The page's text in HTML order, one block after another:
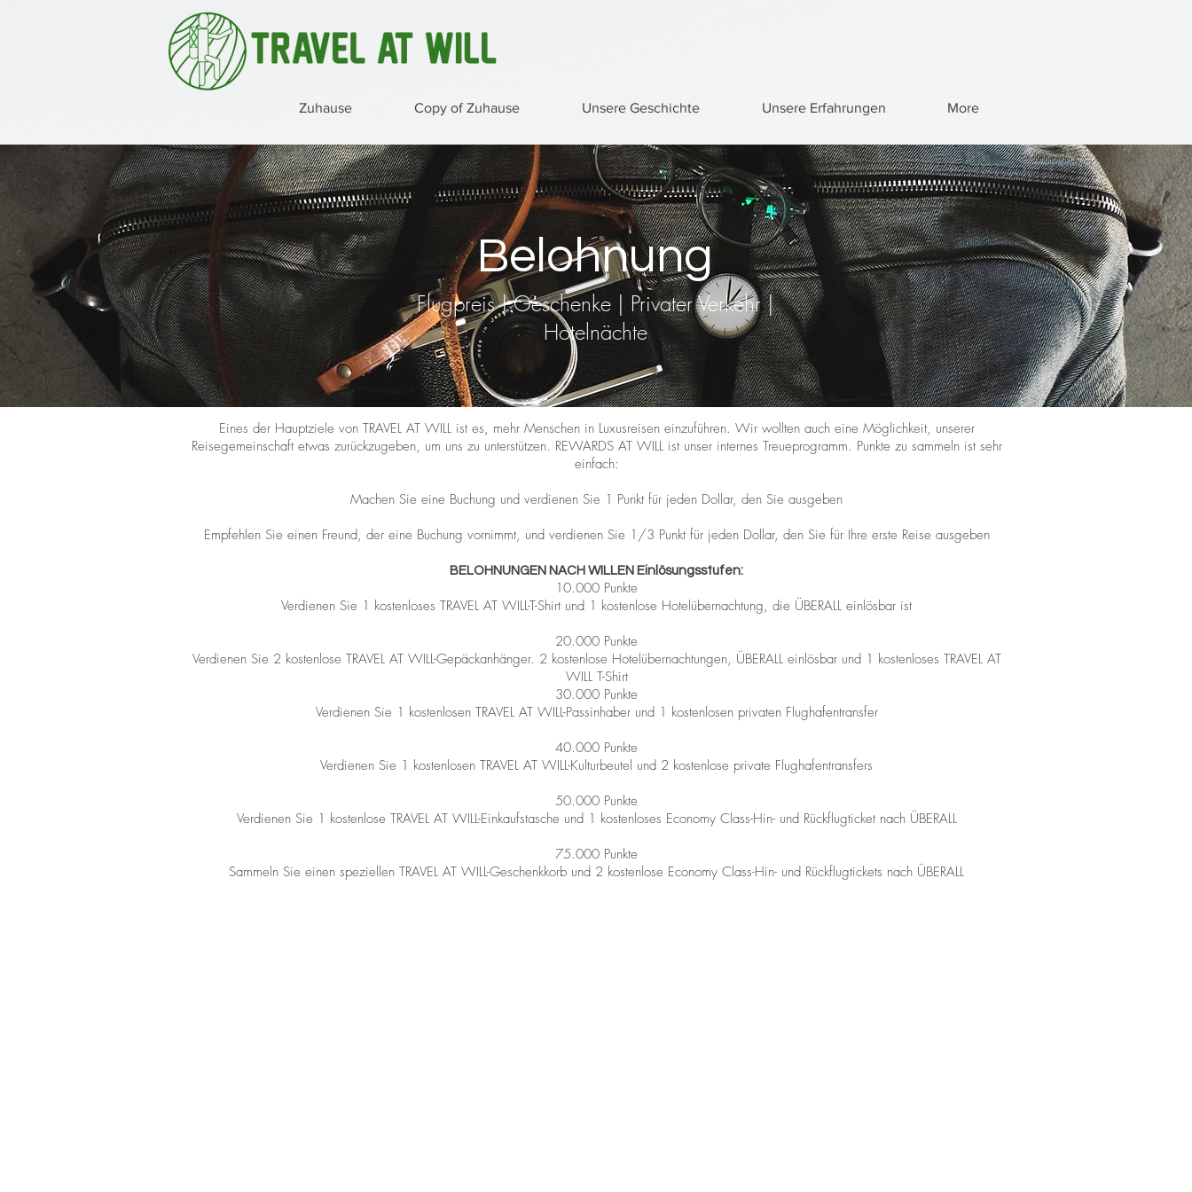
Zuhause Copy of Zuhause Unsere Geschichte Unsere Erfahrungen More
Belohnung
Flugpreis | Geschenke | Privater Verkehr |
Hotelnächte
Eines der Hauptziele von TRAVEL AT WILL ist es, mehr Menschen in Luxusreisen einzuführen. Wir wollten auch eine Möglichkeit, unserer
Reisegemeinschaft etwas zurückzugeben, um uns zu unterstützen. REWARDS AT WILL ist unser internes Treueprogramm. Punkte zu sammeln ist sehr
einfach:
Machen Sie eine Buchung und verdienen Sie 1 Punkt für jeden Dollar, den Sie ausgeben
Empfehlen Sie einen Freund, der eine Buchung vornimmt, und verdienen Sie 1/3 Punkt für jeden Dollar, den Sie für Ihre erste Reise ausgeben
BELOHNUNGEN NACH WILLEN Einlösungsstufen:
10.000 Punkte
Verdienen Sie 1 kostenloses TRAVEL AT WILL-T-Shirt und 1 kostenlose Hotelübernachtung, die ÜBERALL einlösbar ist
20.000 Punkte
Verdienen Sie 2 kostenlose TRAVEL AT WILL-Gepäckanhänger. 2 kostenlose Hotelübernachtungen, ÜBERALL einlösbar und 1 kostenloses TRAVEL AT
WILL T-Shirt
30.000 Punkte
Verdienen Sie 1 kostenlosen TRAVEL AT WILL-Passinhaber und 1 kostenlosen privaten Flughafentransfer
40.000 Punkte
Verdienen Sie 1 kostenlosen TRAVEL AT WILL-Kulturbeutel und 2 kostenlose private Flughafentransfers
50.000 Punkte
Verdienen Sie 1 kostenlose TRAVEL AT WILL-Einkaufstasche und 1 kostenloses Economy Class-Hin- und Rückflugticket nach ÜBERALL
75.000 Punkte
Sammeln Sie einen speziellen TRAVEL AT WILL-Geschenkkorb und 2 kostenlose Economy Class-Hin- und Rückflugtickets nach ÜBERALL